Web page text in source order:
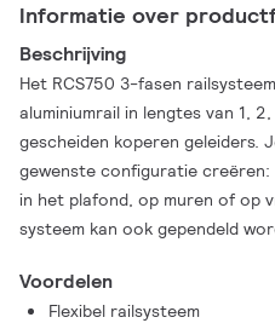
Informatie over
Beschrijving
Het RCS750 3-fasen
aluminiumrail in lengtes van 1,
gescheiden koperen geleiders.
gewenste configuratie
in het plafond, op muren of op
systeem kan ook gependeld
uitgeschakeld. Armaturen
als je verlichting of presentatie
Voordelen
Flexibel railsysteem